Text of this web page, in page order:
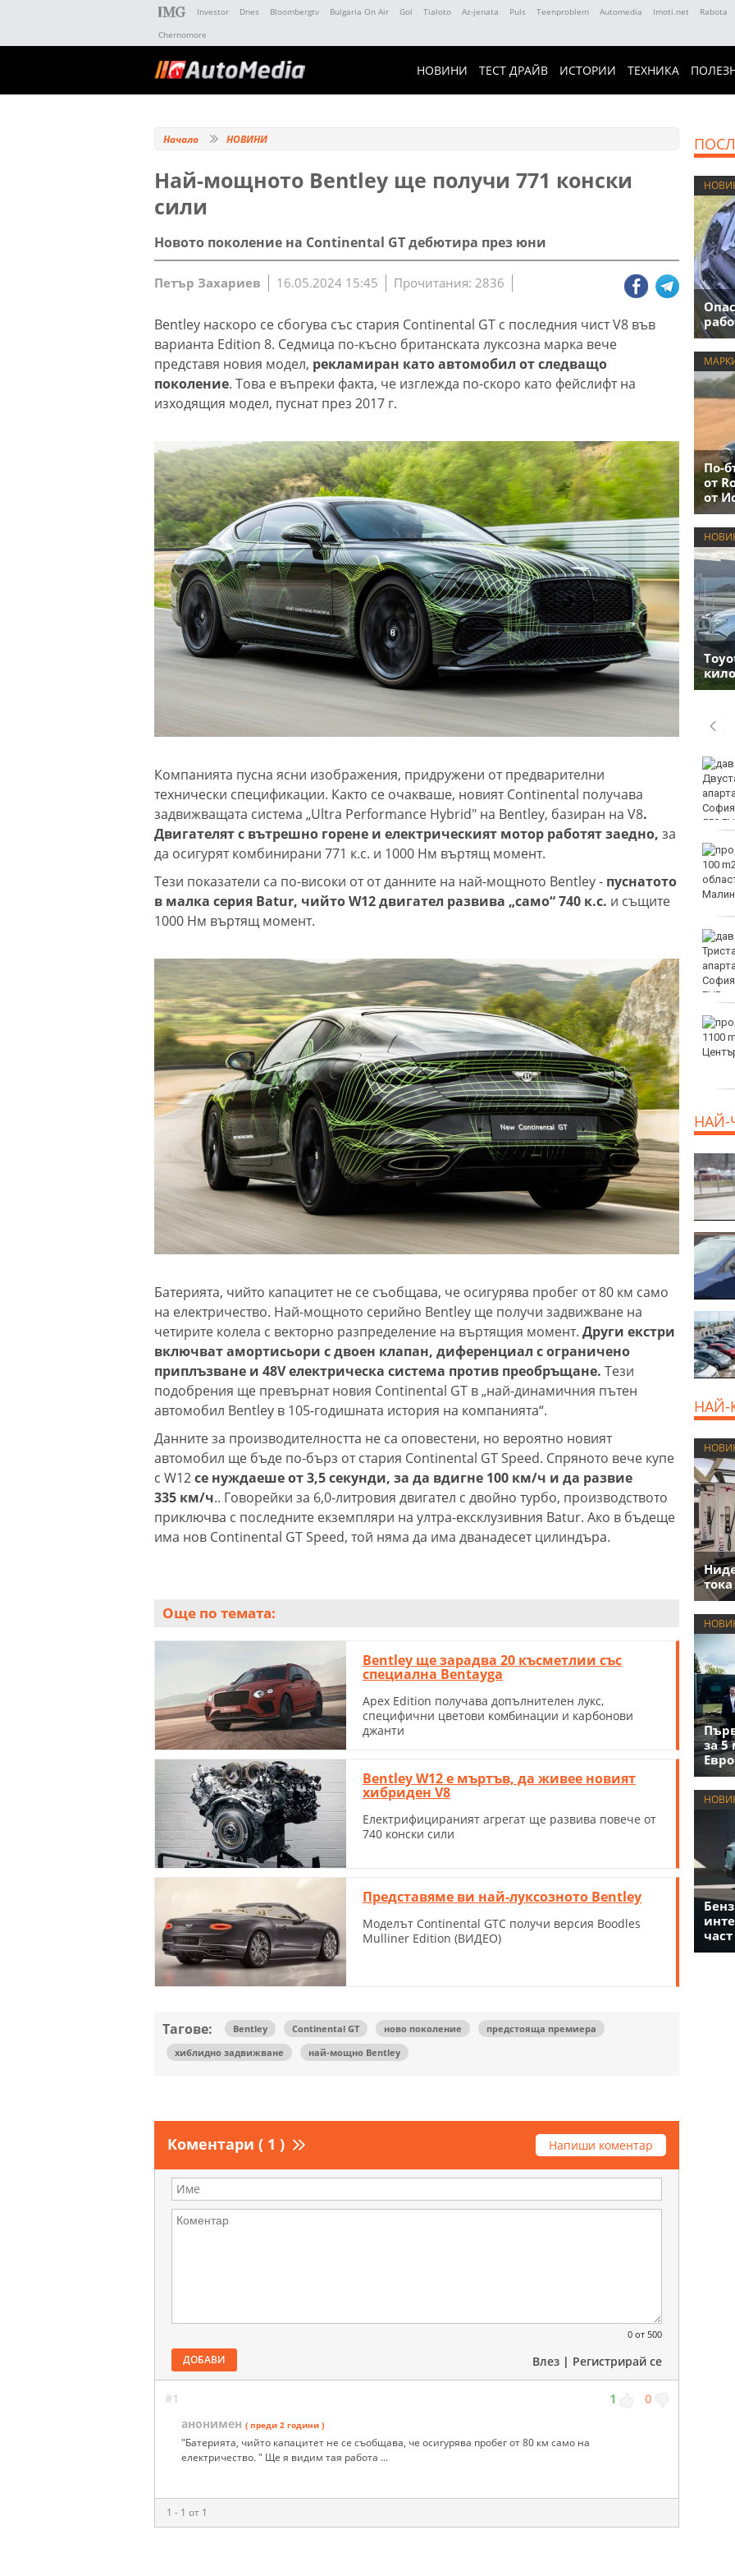
Investor Dnes Bloombergtv Bulgaria On Air Gol Tialoto Az-jenata Puls Teenproblem Automedia Imoti.net Rabota
Chernomore
НОВИНИ ТЕСТ ДРАЙВ ИСТОРИИ ТЕХНИКА
Начало НОВИНИ
Най-мощното Bentley ще получи 771 конски
сили
Новото поколение на Continental GT дебютира през юни
Петър Захариев 16.05.2024 15:45 Прочитания: 2836
Bentley наскоро се сбогува със стария Continental GT с последния чист V8 във
варианта Edition 8. Седмица по-късно британската луксозна марка вече
представя новия модел, рекламиран като автомобил от следващо
поколение. Това е въпреки факта, че изглежда по-скоро като фейслифт на
изходящия модел, пуснат през 2017 г.
Компанията пусна ясни изображения, придружени от предварителни
технически спецификации. Както се очакваше, новият Continental получава
задвижващата система „Ultra Performance Hybrid" на Bentley, базиран на V8.
Двигателят с вътрешно горене и електрическият мотор работят заедно, за
да осигурят комбинирани 771 к.с. и 1000 Нм въртящ момент.
Тези показатели са по-високи от от данните на най-мощното Bentley - пуснатото
в малка серия Batur, чийто W12 двигател развива „само“ 740 к.с. и същите
1000 Нм въртящ момент.
Батерията, чийто капацитет не се съобщава, че осигурява пробег от 80 км само
на електричество. Най-мощното серийно Bentley ще получи задвижване на
четирите колела с векторно разпределение на въртящия момент. Други екстри
включват амортисьори с двоен клапан, диференциал с ограничено
приплъзване и 48V електрическа система против преобръщане. Тези
подобрения ще превърнат новия Continental GT в „най-динамичния пътен
автомобил Bentley в 105-годишната история на компанията“.
Данните за производителността не са оповестени, но вероятно новият
автомобил ще бъде по-бърз от стария Continental GT Speed. Спряното вече купе
с W12се нуждаеше от 3,5 секунди, за да вдигне 100 км/ч и да развие
335 км/ч.. Говорейки за 6,0-литровия двигател с двойно турбо, производството
приключва с последните екземпляри на ултра-ексклузивния Batur. Ако в бъдеще
има нов Continental GT Speed, той няма да има дванадесет цилиндъра.
Още по темата:
Bentley ще зарадва 20 късметлии със
специална Bentayga
Apex Edition получава допълнителен лукс,
специфични цветови комбинации и карбонови
джанти
Bentley W12 е мъртъв, да живее новият
хибриден V8
Електрифицираният агрегат ще развива повече от
740 конски сили
Представяме ви най-луксозното Bentley
Моделът Continental GTC получи версия Boodles
Mulliner Edition (ВИДЕО)
Тагове: Bentley Continental GT ново поколение
предстояща премиера
хиблидно задвижване
най-мощно Bentley
Коментари ( 1 ) Напиши коментар
0 от 500
ДОБАВИ Влез | Регистрирай се
#1 1 0
анонимен ( преди 2 години )
"Батерията, чийто капацитет не се съобщава, че осигурява пробег от 80 км само на
електричество. " Ще я видим тая работа ...
1 - 1 от 1
По-
от
от
Николова: Ще покажа
най-доброто на
европейското по
плуване в Париж
Пловдив
туристите в планината
Оранжев код за опасни
жеги в 21 области днес
НАЙ-
НАЙ-
за 5
част